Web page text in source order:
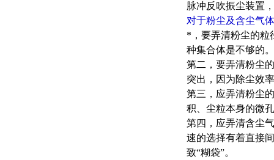
脉冲反吹振尘装置
对于粉尘及含尘气
*，要弄清粉尘的粒
种集合体是不够的。
第二，要弄清粉尘
突出，因为除尘效
第三，应弄清粉尘
积、尘粒本身的微
第四，应弄清含尘
速的选择有着直接
致“糊袋”。